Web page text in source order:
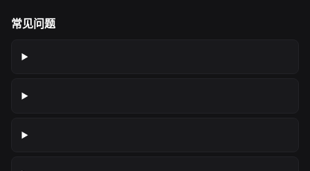
常见问题